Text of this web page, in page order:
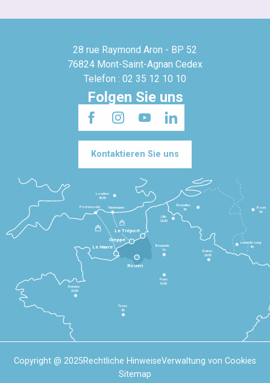
28 rue Raymond Aron - BP 52
76824 Mont-Saint-Agnan Cedex
Telefon : 02 35 12 10 10
Folgen Sie uns
Kontaktieren Sie uns
Le Havre
Dieppe
Le Tréport
Rennes
2h30
Tours
3h
Paris
1h30
Beauvais
1h
Reims
2h45
Lille
2h30
Bruxelles
3h
Londres
3h30
Newhaven
Portsmouth
Bonn
5h
Luxembourg
4h
Rouen
Copyright @ 2025Rechtliche HinweiseVerwaltung von Cookies
Sitemap